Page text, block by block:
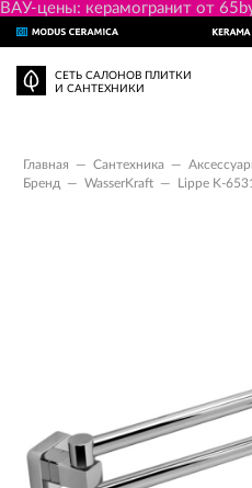
ВАУ-цены: керамогранит от
СЕТЬ САЛОНОВ ПЛИТКИ
И САНТЕХНИКИ
Главная — Сантехника —
Бренд
— WasserKraft — Lippe K-